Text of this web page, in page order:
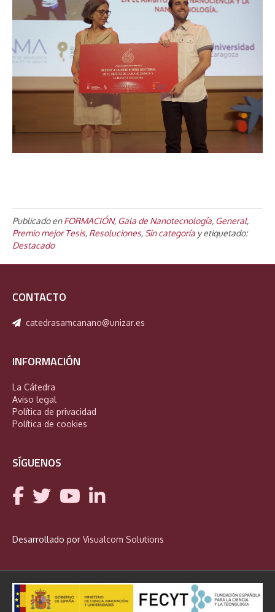
Publicado enFORMACIÓN, Gala de Nanotecnología, General,
Premio mejor Tesis, Resoluciones, Sin categoría y etiquetado:
Destacado
CONTACTO
catedrasamcanano@unizar.es
INFORMACIÓN
La Cátedra
Aviso legal
Política de privacidad
Política de cookies
SÍGUENOS
Desarrollado por Visualcom Solutions